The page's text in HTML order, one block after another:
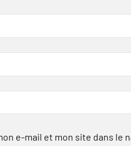
e-mail et mon site dans le